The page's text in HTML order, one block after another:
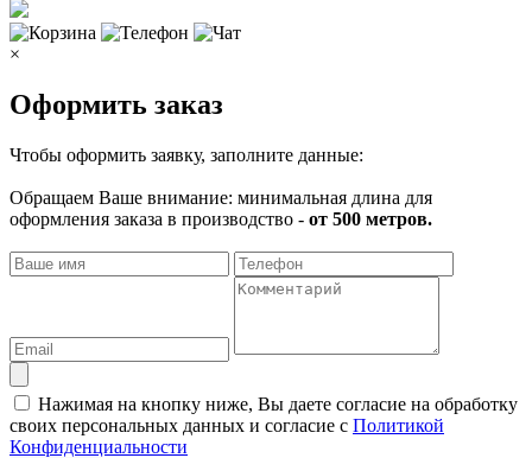
×
Оформить заказ
Чтобы оформить заявку, заполните данные:
Обращаем Ваше внимание: минимальная длина для
оформления заказа в производство - от 500 метров.
Нажимая на кнопку ниже, Вы даете согласие на обработку
своих персональных данных и согласие с Политикой
Конфиденциальности